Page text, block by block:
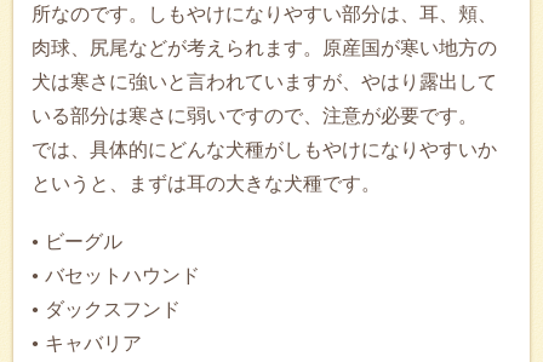
所なのです。しもやけになりやすい部分は、耳、頬、
肉球、尻尾などが考えられます。原産国が寒い地方の
犬は寒さに強いと言われていますが、やはり露出して
いる部分は寒さに弱いですので、注意が必要です。
では、具体的にどんな犬種がしもやけになりやすいか
というと、まずは耳の大きな犬種です。
ビーグル
バセットハウンド
ダックスフンド
キャバリア